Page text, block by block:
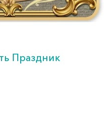
Праздник